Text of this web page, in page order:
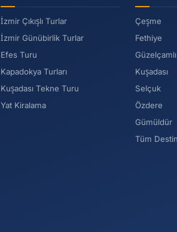
İzmir Çıkışlı Turlar
İzmir Günübirlik Turlar
Efes Turu
Kapadokya Turları
Kuşadası Tekne Turu
Yat Kiralama
Çeşme
Fethiye
Güzelçamlı
Kuşadası
Selçuk
Özdere
Gümüldür
Tüm